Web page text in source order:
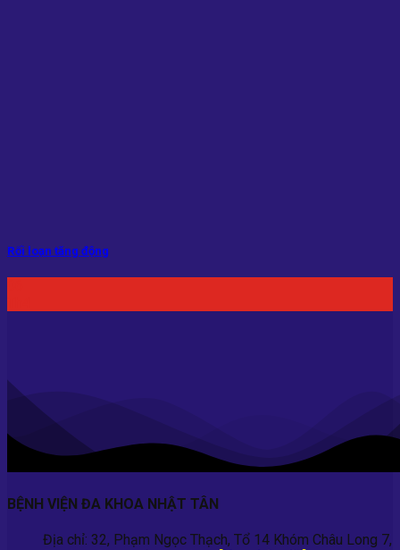
Rối loạn tăng động
BỆNH VIỆN ĐA KHOA NHẬT TÂN
Địa chỉ: 32, Phạm Ngọc Thạch, Tổ 14 Khóm Châu Long 7,